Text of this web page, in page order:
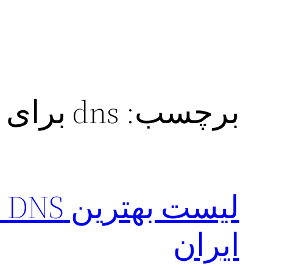
برچسب: dns برای رفع تحریم دیسکورد
ایران